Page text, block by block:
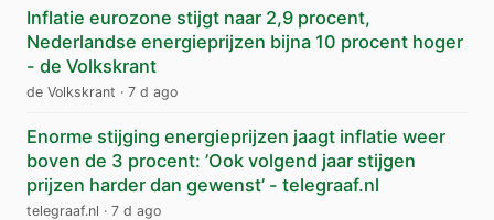
Inflatie eurozone stijgt naar 2,9 procent,
Nederlandse energieprijzen bijna 10 procent hoger
- de Volkskrant
de Volkskrant · 7 d ago
Enorme stijging energieprijzen jaagt inflatie weer
boven de 3 procent: ’Ook volgend jaar stijgen
prijzen harder dan gewenst’ - telegraaf.nl
telegraaf.nl · 7 d ago